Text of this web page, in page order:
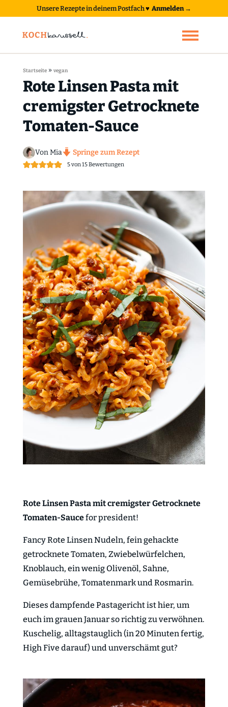
Unsere Rezepte in deinem Postfach♥ Anmelden →
Startseite» vegan
Rote Linsen Pasta mit
cremigster Getrocknete
Tomaten-Sauce
Von Mia Springe zum Rezept
5von15Bewertungen
Rote Linsen Pasta mit cremigster Getrocknete
Tomaten-Saucefor president!
Fancy Rote Linsen Nudeln, fein gehackte
getrocknete Tomaten, Zwiebelwürfelchen,
Knoblauch, ein wenig Olivenöl, Sahne,
Gemüsebrühe, Tomatenmark und Rosmarin.
Dieses dampfende Pastagericht ist hier, um
euch im grauen Januar so richtig zu verwöhnen.
Kuschelig, alltagstauglich (in 20 Minuten fertig,
High Five darauf) und unverschämt gut?